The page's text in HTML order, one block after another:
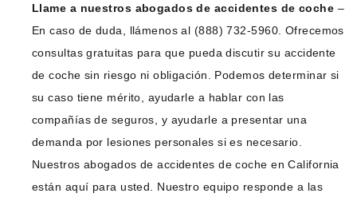
Llame a nuestros abogados de accidentes de coche –
En caso de duda, llámenos al (888) 732-5960. Ofrecemos
consultas gratuitas para que pueda discutir su accidente
de coche sin riesgo ni obligación. Podemos determinar si
su caso tiene mérito, ayudarle a hablar con las
compañías de seguros, y ayudarle a presentar una
demanda por lesiones personales si es necesario.
Nuestros abogados de accidentes de coche en California
están aquí para usted. Nuestro equipo responde a las